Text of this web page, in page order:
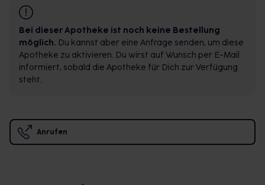
Bei dieser Apotheke ist noch keine Bestellung
möglich. Du kannst aber eine Anfrage senden, um diese
Apotheke zu aktivieren. Du wirst auf Wunsch per E-Mail
informiert, sobald die Apotheke für Dich zur Verfügung
steht.
Anrufen